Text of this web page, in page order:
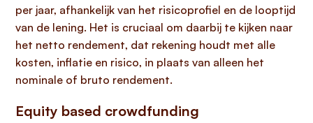
per jaar, afhankelijk van het risicoprofiel en de looptijd
van de lening. Het is cruciaal om daarbij te kijken naar
het netto rendement, dat rekening houdt met alle
kosten, inflatie en risico, in plaats van alleen het
nominale of bruto rendement.
Equity based crowdfunding